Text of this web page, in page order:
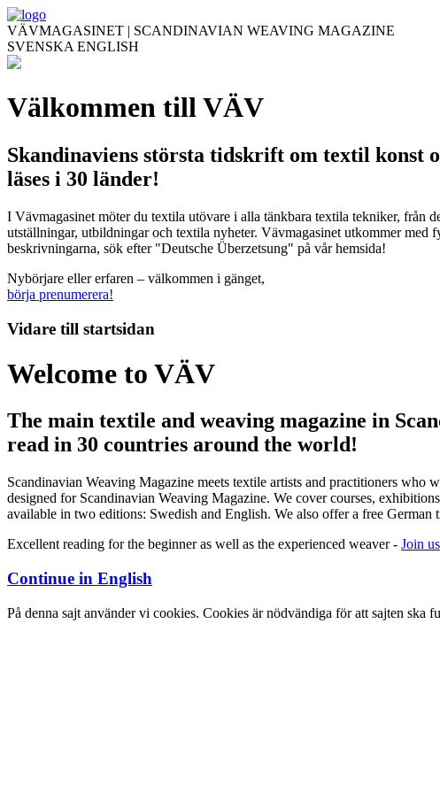
VÄVMAGASINET | SCANDINAVIAN WEAVING MAGAZINE
SVENSKA ENGLISH
Välkommen till VÄV
Skandinaviens största tidskrift om textil konst
läses i 30 länder!
I Vävmagasinet möter du textila utövare i alla tänkbara textila tekniker, från
utställningar, utbildningar och textila nyheter. Vävmagasinet utkommer
beskrivningarna, sök efter "Deutsche Überzetsung" på vår hemsida!
Nybörjare eller erfaren – välkommen i gänget,
börja prenumerera!
Vidare till startsidan
Welcome to VÄV
The main textile and weaving magazine in
read in 30 countries around the world!
Scandinavian Weaving Magazine meets textile artists and practitioners
designed for Scandinavian Weaving Magazine. We cover courses,
available in two editions: Swedish and English. We also offer a free
Excellent reading for the beginner as well as the experienced weaver - Join
Continue in English
På denna sajt använder vi cookies. Cookies är nödvändiga för att sajten ska